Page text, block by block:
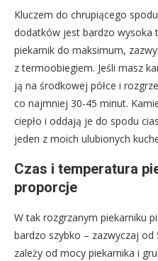
Kluczem do chrupiącego
dodatków jest bardzo wysoka
piekarnik do maksimum,
z termoobiegiem. Jeśli masz
ją na środkowej półce i
co najmniej 30-45 minut.
ciepło i oddają je do spodu
jeden z moich ulubionych
Czas i temperatura
proporcje
W tak rozgrzanym piekarniku
bardzo szybko – zazwyczaj od
zależy od mocy piekarnika i